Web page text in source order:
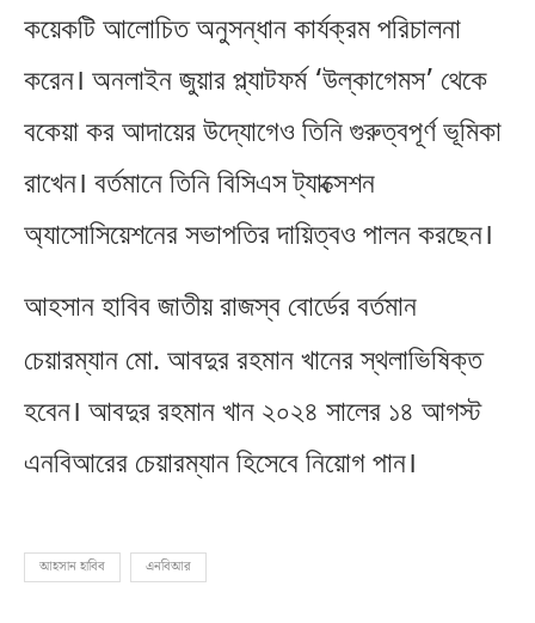
কয়েকটি আলোচিত অনুসন্ধান কার্যক্রম পরিচালনা
করেন। অনলাইন জুয়ার প্ল্যাটফর্ম ‘উল্কাগেমস’ থেকে
বকেয়া কর আদায়ের উদ্যোগেও তিনি গুরুত্বপূর্ণ ভূমিকা
রাখেন। বর্তমানে তিনি বিসিএস ট্যাক্সেশন
অ্যাসোসিয়েশনের সভাপতির দায়িত্বও পালন করছেন।
আহসান হাবিব জাতীয় রাজস্ব বোর্ডের বর্তমান
চেয়ারম্যান মো. আবদুর রহমান খানের স্থলাভিষিক্ত
হবেন। আবদুর রহমান খান ২০২৪ সালের ১৪ আগস্ট
এনবিআরের চেয়ারম্যান হিসেবে নিয়োগ পান।
আহসান হাবিব এনবিআর